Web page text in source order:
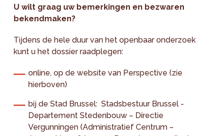
U wilt graag uw bemerkingen en bezwaren
bekendmaken?
Tijdens de hele duur van het openbaar onderzoek
kunt u het dossier raadplegen:
online, op de website van Perspective (zie
hierboven)
bij de Stad Brussel: Stadsbestuur Brussel -
Departement Stedenbouw – Directie
Vergunningen (Administratief Centrum –